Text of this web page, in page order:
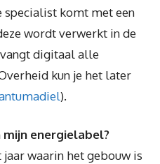
specialist komt met een
wordt verwerkt in de
digitaal alle
kun je het later
).
energielabel?
waarin het gebouw is